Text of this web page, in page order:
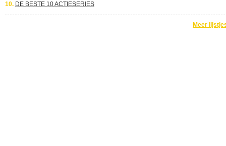
10. DE BESTE 10 ACTIESERIES
Meer